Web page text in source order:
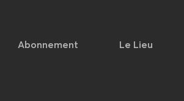
Abonnement Le Lieu